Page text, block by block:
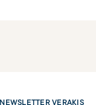
VERAKIS